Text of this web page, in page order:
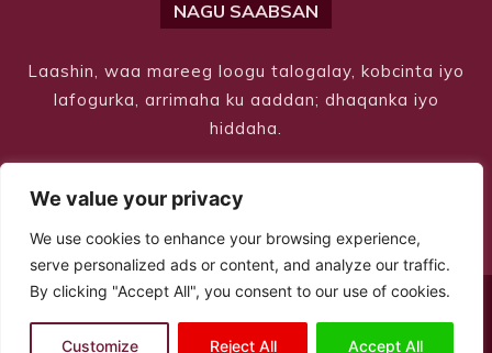
We value your privacy
We use cookies to enhance your browsing experience,
serve personalized ads or content, and analyze our traffic.
By clicking "Accept All", you consent to our use of cookies.
Customize Reject All Accept All
NAGU SAABSAN
Laashin, waa mareeg loogu talogalay, kobcinta iyo
lafogurka, arrimaha ku aaddan; dhaqanka iyo
hiddaha.
© Copyright 2026 – Laashin. All Rights Reserved